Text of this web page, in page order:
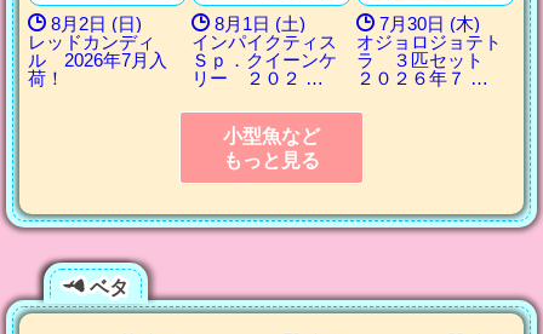
8月2日 (日)
レッドカンディ
ル 2026年7月入
荷！
8月1日 (土)
インパイクティス
Ｓｐ．クイーンケ
リー ２０２ …
7月30日 (木)
オジョロジョテト
ラ ３匹セット
２０２６年７ …
小型魚など
もっと見る
ベタ